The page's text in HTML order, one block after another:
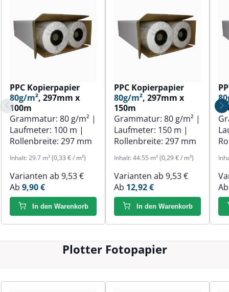
PPC Kopierpapier
80g/m², 297mm x
100m
Grammatur: 80 g/m² |
Laufmeter: 100 m |
Rollenbreite: 297 mm
Inhalt: 29.7 m²(0,33 € / m²)
Varianten ab 9,53 €
Ab 9,90 €
In den Warenkorb
PPC Kopierpapier
80g/m², 297mm x
150m
Grammatur: 80 g/m² |
Laufmeter: 150 m |
Rollenbreite: 297 mm
Inhalt: 44.55 m²(0,29 € / m²)
Varianten ab 9,53 €
Ab 12,92 €
In den Warenkorb
Plotter Fotopapier